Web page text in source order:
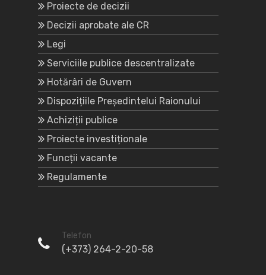
Proiecte de decizii
Decizii aprobate ale CR
Legi
Serviciile publice descentralizate
Hotărâri de Guvern
Dispozițiile Președintelui Raionului
Achiziții publice
Proiecte investiționale
Funcții vacante
Regulamente
Telefon
(+373) 264-2-20-58